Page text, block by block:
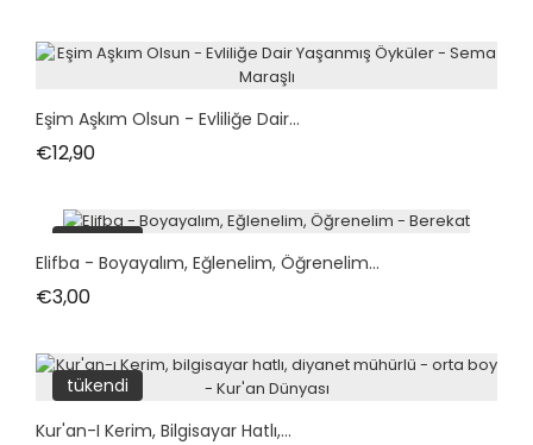
Eşim Aşkım Olsun - Evliliğe Dair...
€12,90Fiyat
tükendi
Elifba - Boyayalım, Eğlenelim, Öğrenelim...
€3,00Fiyat
tükendi
Kur'an-I Kerim, Bilgisayar Hatlı,...